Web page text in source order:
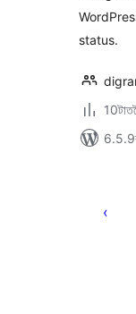
status.
6.5.9ৰ
পৃষ্ঠাকৰণ